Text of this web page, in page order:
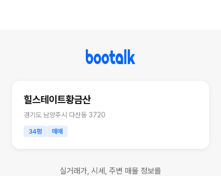
힐스테이트황금산
경기도 남양주시 다산동 3720
34평 매매
실거래가, 시세, 주변 매물 정보를